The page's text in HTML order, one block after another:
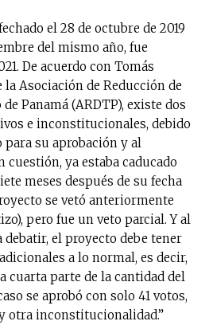
el 28 de octubre de 2019
del mismo año, fue
De acuerdo con Tomás
la Asociación de Reducción de
Panamá (ARDTP), existe dos
e inconstitucionales, debido
su aprobación y al
cuestión, ya estaba caducado
meses después de su fecha
se vetó anteriormente
pero fue un veto parcial. Y al
el proyecto debe tener
a lo normal, es decir,
cuarta parte de la cantidad del
se aprobó con solo 41 votos,
otra inconstitucionalidad.”